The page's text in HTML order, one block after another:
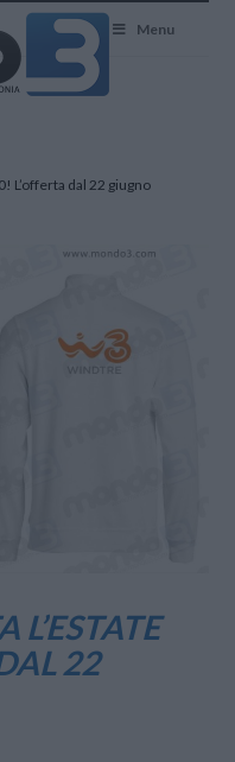
Menu
L’offerta dal 22 giugno
L’ESTATE
22